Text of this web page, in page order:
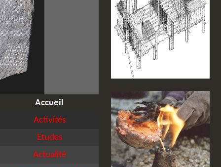
Accueil
Activités
Etudes
Actualité